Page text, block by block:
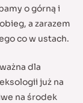
o górną i
a zarazem
co w ustach.
dla
już na
na środek